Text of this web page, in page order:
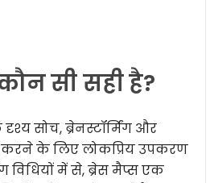
सी सही है?
सोच, ब्रेनस्टॉर्मिंग और
करने के लिए लोकप्रिय उपकरण
विधियों में से, ब्रेस मैप्स एक